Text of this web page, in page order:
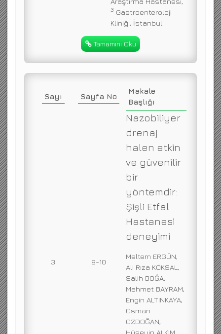
3 Gastroenteroloji
Kliniği, İstanbul
Tamamını Oku
Sayı Sayfa No
Makale
Başlığı
3 8-10
Nazobiliyer
drenaj
halen etkin
ve güvenilir
bir
yöntemdir:
Şişli Etfal
Hastanesi
deneyimi
Meltem ERGÜN,
Ali Rıza KÖKSAL,
Salih BOĞA,
Mehmet BAYRAM,
Engin ALTINKAYA,
Osman
ÖZDOĞAN,
Hüseyin ALKIM,